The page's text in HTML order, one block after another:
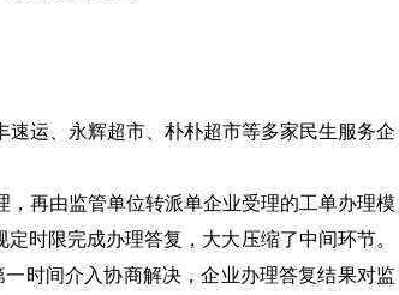
速运、永辉超市、朴朴超市等多家民生服务企
再由监管单位转派单企业受理的工单办理模
时限完成办理答复，大大压缩了中间环节。
时间介入协商解决，企业办理答复结果对监